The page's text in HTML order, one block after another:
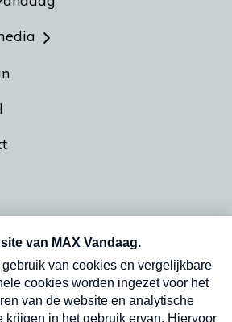
en dinsdagochtend in
Verzend